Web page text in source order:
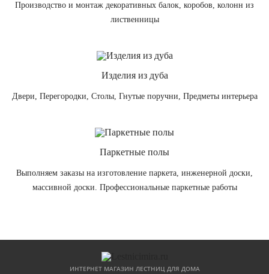
Производство и монтаж декоративных балок, коробов, колонн из
лиственницы
Изделия из дуба
Двери, Перегородки, Столы, Гнутые поручни, Предметы интерьера
Паркетные полы
Выполняем заказы на изготовление паркета, инженерной доски,
массивной доски. Профессиональные паркетные работы
ИНТЕРНЕТ МАГАЗИН ЛЕСТНИЦ ДЛЯ ДОМА